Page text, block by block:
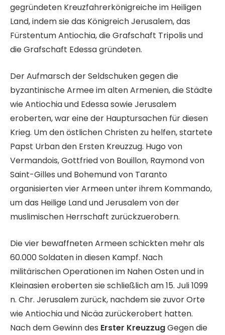
gegründeten Kreuzfahrerkönigreiche im Heiligen
Land, indem sie das Königreich Jerusalem, das
Fürstentum Antiochia, die Grafschaft Tripolis und
die Grafschaft Edessa gründeten.
Der Aufmarsch der Seldschuken gegen die
byzantinische Armee im alten Armenien, die Städte
wie Antiochia und Edessa sowie Jerusalem
eroberten, war eine der Hauptursachen für diesen
Krieg. Um den östlichen Christen zu helfen, startete
Papst Urban den Ersten Kreuzzug. Hugo von
Vermandois, Gottfried von Bouillon, Raymond von
Saint-Gilles und Bohemund von Taranto
organisierten vier Armeen unter ihrem Kommando,
um das Heilige Land und Jerusalem von der
muslimischen Herrschaft zurückzuerobern.
Die vier bewaffneten Armeen schickten mehr als
60.000 Soldaten in diesen Kampf. Nach
militärischen Operationen im Nahen Osten und in
Kleinasien eroberten sie schließlich am 15. Juli 1099
n. Chr. Jerusalem zurück, nachdem sie zuvor Orte
wie Antiochia und Nicäa zurückerobert hatten.
Nach dem Gewinn des Erster KreuzzugGegen die